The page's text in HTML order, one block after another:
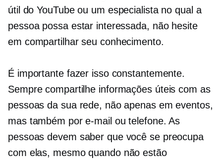
útil do YouTube ou um especialista no qual a
pessoa possa estar interessada, não hesite
em compartilhar seu conhecimento.
É importante fazer isso constantemente.
Sempre compartilhe informações úteis com as
pessoas da sua rede, não apenas em eventos,
mas também por e-mail ou telefone. As
pessoas devem saber que você se preocupa
com elas, mesmo quando não estão